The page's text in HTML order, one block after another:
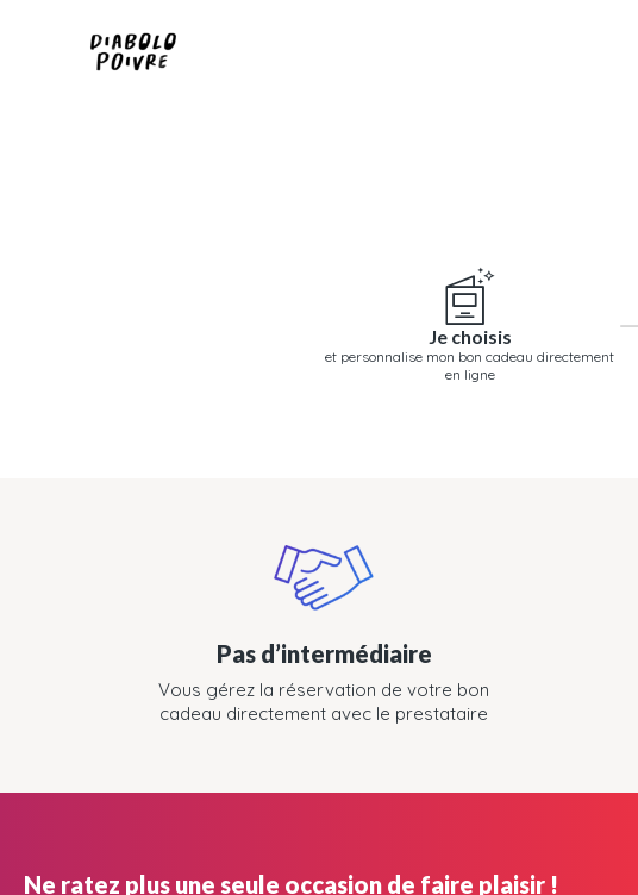
Je choisis
et personnalise mon bon cadeau directement
en ligne
Pas d’intermédiaire
Vous gérez la réservation de votre bon
cadeau directement avec le prestataire
Ne ratez plus une seule occasion de faire plaisir !